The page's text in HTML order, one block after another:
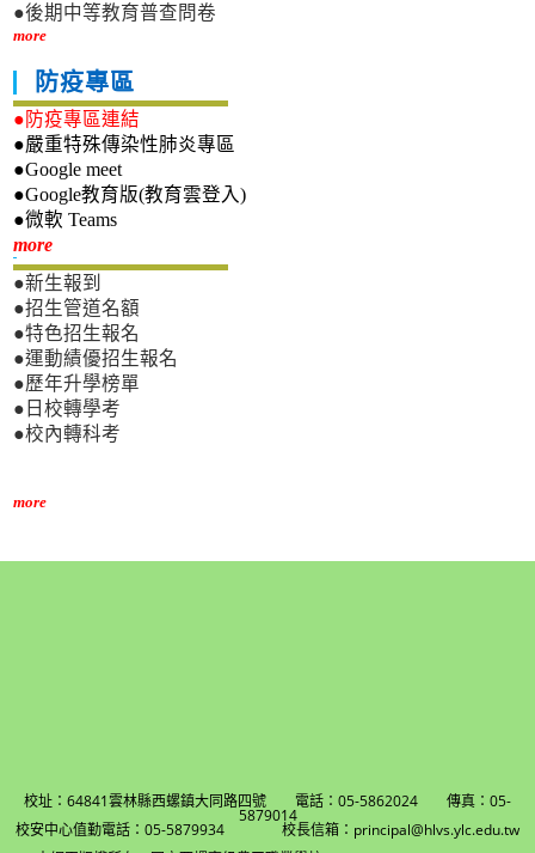
●後期中等教育普查問卷
more
防疫專區
●防疫專區連結
●嚴重特殊傳染性肺炎專區
●Google meet
●Google教育版(教育雲登入)
●微軟 Teams
more新生專區
●新生報到
●招生管道名額
●特色招生報名
●運動績優招生報名
●歷年升學榜單
●日校轉學考
●校內轉科考
more
校址：64841雲林縣西螺鎮大同路四號 電話：05-5862024 傳真：05-
5879014
校安中心值勤電話：05-5879934 校長信箱：principal@hlvs.ylc.edu.tw